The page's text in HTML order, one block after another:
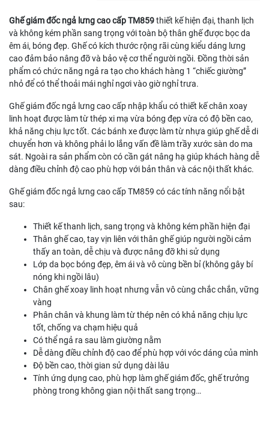
Ghế giám đốc ngả lưng cao cấp TM859thiết kế hiện đại, thanh lịch
và không kém phần sang trọng với toàn bộ thân ghế được bọc da
êm ái, bóng đẹp. Ghế có kích thước rộng rãi cùng kiểu dáng lưng
cao đảm bảo nâng đỡ và bảo vệ cơ thể người ngồi. Đồng thời sản
phẩm có chức năng ngả ra tạo cho khách hàng 1 “chiếc giường”
nhỏ để có thể thoải mái nghỉ ngơi vào giờ nghỉ trưa.
Ghế giám đốc ngả lưng cao cấp nhập khẩu có thiết kế chân xoay
linh hoạt được làm từ thép xi mạ vừa bóng đẹp vừa có độ bền cao,
khả năng chịu lực tốt. Các bánh xe được làm từ nhựa giúp ghế dễ di
chuyển hơn và không phải lo lắng vấn đề làm trầy xước sàn do ma
sát. Ngoài ra sản phẩm còn có cần gát nâng hạ giúp khách hàng dễ
dàng điều chỉnh độ cao phù hợp với bản thân và các nội thất khác.
Ghế giám đốc ngả lưng cao cấp TM859 có các tính năng nổi bật
sau:
Thiết kế thanh lịch, sang trọng và không kém phần hiện đại
Thân ghế cao, tay vịn liên với thân ghế giúp người ngồi cảm
thấy an toàn, dễ chịu và được nâng đỡ khi sử dụng
Lớp da bọc bóng đẹp, êm ái và vô cùng bền bỉ (không gây bí
nóng khi ngồi lâu)
Chân ghế xoay linh hoạt nhưng vẫn vô cùng chắc chắn, vững
vàng
Phân chân và khung làm từ thép nên có khả năng chịu lực
tốt, chống va chạm hiệu quả
Có thể ngả ra sau làm giường nằm
Dễ dàng điều chỉnh độ cao để phù hợp với vóc dáng của mình
Độ bền cao, thời gian sử dụng dài lâu
Tính ứng dụng cao, phù hợp làm ghế giám đốc, ghế trưởng
phòng trong không gian nội thất sang trọng…